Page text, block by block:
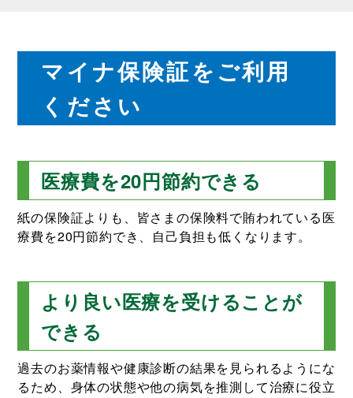
マイナ保険証をご利用
ください
医療費を20円節約できる
紙の保険証よりも、皆さまの保険料で賄われている医
療費を20円節約でき、自己負担も低くなります。
より良い医療を受けることが
できる
過去のお薬情報や健康診断の結果を見られるようにな
るため、身体の状態や他の病気を推測して治療に役立